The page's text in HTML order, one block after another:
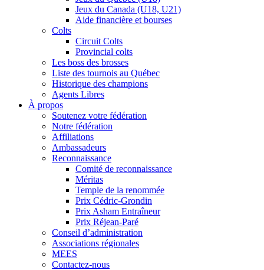
Jeux du Canada (U18, U21)
Aide financière et bourses
Colts
Circuit Colts
Provincial colts
Les boss des brosses
Liste des tournois au Québec
Historique des champions
Agents Libres
À propos
Soutenez votre fédération
Notre fédération
Affiliations
Ambassadeurs
Reconnaissance
Comité de reconnaissance
Méritas
Temple de la renommée
Prix Cédric-Grondin
Prix Asham Entraîneur
Prix Réjean-Paré
Conseil d’administration
Associations régionales
MEES
Contactez-nous